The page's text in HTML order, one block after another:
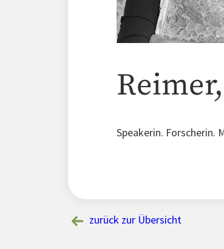
Speakerin. Forscherin.
zurück zur Übersicht